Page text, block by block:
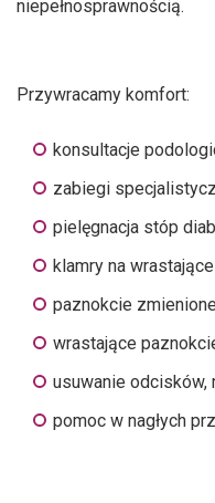
niepełnosprawnością.
Przywracamy komfort:
konsultacje
zabiegi
pielęgnacja stóp
klamry na
paznokcie
wrastające
usuwanie
pomoc w nagłych